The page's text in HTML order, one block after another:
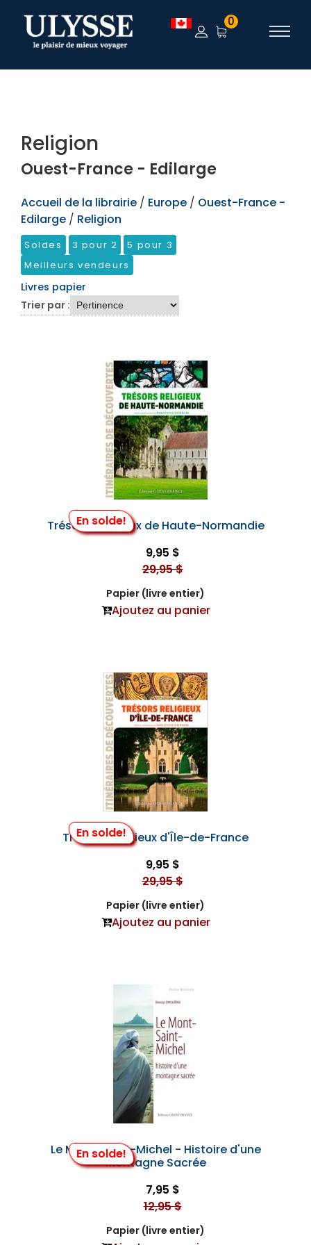
TEST 0
Religion
Ouest-France - Edilarge
Accueil de la librairie / Europe / Ouest-France -
Edilarge / Religion
Soldes 3 pour 2
5 pour 3
Meilleurs vendeurs
Livres papier
Trier par :
En solde!
Trésors Religieux de Haute-Normandie
9,95 $
29,95 $
Papier (livre entier)
Ajoutez au panier
En solde!
Trésors Religieux d'Île-de-France
9,95 $
29,95 $
Papier (livre entier)
Ajoutez au panier
En solde!
Le Mont-Saint-Michel - Histoire d'une
Montagne Sacrée
7,95 $
12,95 $
Papier (livre entier)